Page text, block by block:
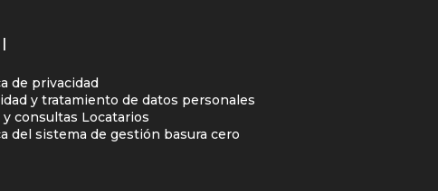
de privacidad
y tratamiento de datos personales
y consultas Locatarios
del sistema de gestión basura cero